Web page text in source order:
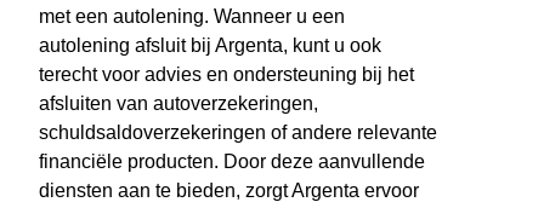
met een autolening. Wanneer u een
autolening afsluit bij Argenta, kunt u ook
terecht voor advies en ondersteuning bij het
afsluiten van autoverzekeringen,
schuldsaldoverzekeringen of andere relevante
financiële producten. Door deze aanvullende
diensten aan te bieden, zorgt Argenta ervoor